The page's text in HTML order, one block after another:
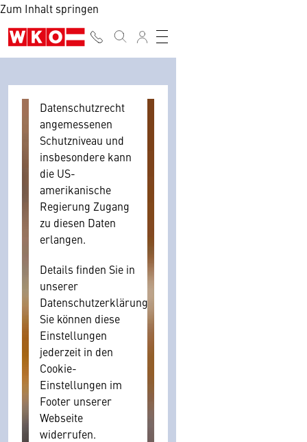
Zum Inhalt springen
amerikanischen
Anbietern
austauscht.
Diese Daten
Datenschutzrecht
angemessenen
Schutzniveau und
insbesondere kann
die US-
amerikanische
Regierung Zugang
zu diesen Daten
erlangen.
Details finden Sie in
unserer
Datenschutzerklärung.
Sie können diese
Einstellungen
jederzeit in den
Cookie-
Einstellungen im
Footer unserer
Webseite
widerrufen.